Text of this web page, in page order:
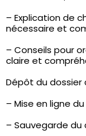
– Explication de
nécessaire et
– Conseils pour
claire et
Dépôt du dossier
– Mise en ligne
– Sauvegarde du